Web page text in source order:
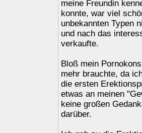
meine Freundin
konnte, war viel
unbekannten Typen
und nach das
verkaufte.
Bloß mein
mehr brauchte, da
die ersten
etwas an meinen
keine großen
darüber.